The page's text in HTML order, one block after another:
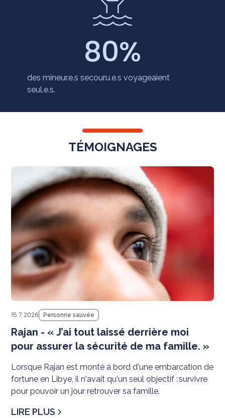
80%
des mineur.e.s secouru.e.s voyageaient
seul.e.s.
TÉMOIGNAGES
15.7.2026 Personne sauvée
Rajan - « J’ai tout laissé derrière moi
pour assurer la sécurité de ma famille. »
Lorsque Rajan est monté à bord d'une embarcation de
fortune en Libye, il n'avait qu'un seul objectif : survivre
pour pouvoir un jour retrouver sa famille.
LIRE PLUS